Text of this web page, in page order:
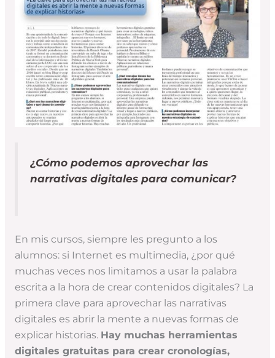
¿Cómo podemos aprovechar las
narrativas digitales para comunicar?
En mis cursos, siempre les pregunto a los
alumnos: si Internet es multimedia, ¿por qué
muchas veces nos limitamos a usar la palabra
escrita a la hora de crear contenidos digitales? La
primera clave para aprovechar las narrativas
digitales es abrir la mente a nuevas formas de
explicar historias. Hay muchas herramientas
digitales gratuitas para crear cronologías,